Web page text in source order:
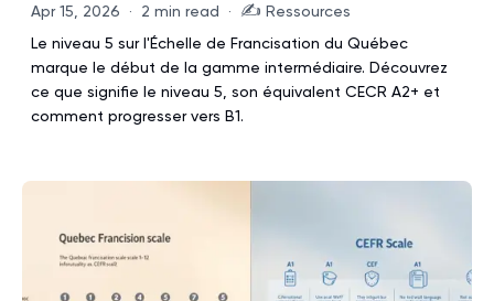
Apr 15, 2026 · 2 min read · ✍️ Ressources
Le niveau 5 sur l'Échelle de Francisation du Québec
marque le début de la gamme intermédiaire. Découvrez
ce que signifie le niveau 5, son équivalent CECR A2+ et
comment progresser vers B1.